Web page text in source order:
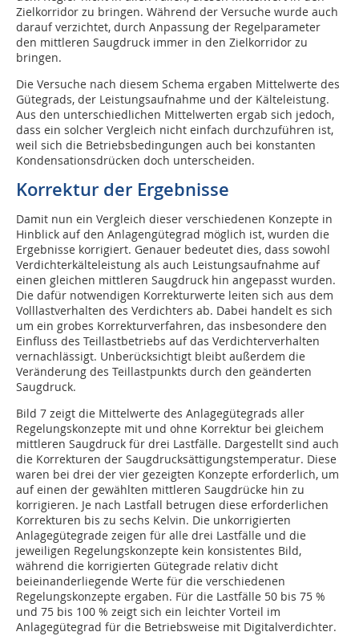
Zielkorridor zu bringen. Während der Versuche wurde auch
darauf verzichtet, durch Anpassung der Regelparameter
den mittleren Saugdruck immer in den Zielkorridor zu
bringen.
Die Versuche nach diesem Schema ergaben Mittelwerte des
Gütegrads, der Leistungsaufnahme und der Kälteleistung.
Aus den unterschiedlichen Mittelwerten ergab sich jedoch,
dass ein solcher Vergleich nicht einfach durchzuführen ist,
weil sich die Betriebsbedingungen auch bei konstanten
Kondensationsdrücken doch unterscheiden.
Korrektur der Ergebnisse
Damit nun ein Vergleich dieser verschiedenen Konzepte in
Hinblick auf den Anlagengütegrad möglich ist, wurden die
Ergebnisse korrigiert. Genauer bedeutet dies, dass sowohl
Verdichterkälteleistung als auch Leistungsaufnahme auf
einen gleichen mittleren Saugdruck hin angepasst wurden.
Die dafür notwendigen Korrekturwerte leiten sich aus dem
Volllastverhalten des Verdichters ab. Dabei handelt es sich
um ein grobes Korrekturverfahren, das insbesondere den
Einfluss des Teillastbetriebs auf das Verdichterverhalten
vernachlässigt. Unberücksichtigt bleibt außerdem die
Veränderung des Teillastpunkts durch den geänderten
Saugdruck.
Bild 7 zeigt die Mittelwerte des Anlagegüte­grads aller
Regelungskonzepte mit und ohne Korrektur bei gleichem
mittleren Saugdruck für drei Lastfälle. Dargestellt sind auch
die Korrekturen der Saugdrucksättigungstemperatur. Diese
waren bei drei der vier gezeigten Konzepte erforderlich, um
auf einen der gewählten mittleren Saugdrücke hin zu
korrigieren. Je nach Lastfall betrugen diese erforderlichen
Korrekturen bis zu sechs Kelvin. Die unkorrigierten
Anlagegütegrade zeigen für alle drei Lastfälle und die
jeweiligen Regelungskonzepte kein konsistentes Bild,
während die korrigierten Gütegrade relativ dicht
beieinanderliegende Werte für die verschiedenen
Regelungskonzepte ergaben. Für die Lastfälle 50 bis 75 %
und 75 bis 100 % zeigt sich ein leichter Vorteil im
Anlagegütegrad für die Betriebsweise mit Digitalverdichter.